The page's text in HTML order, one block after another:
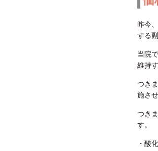
昨今
する
当院
維持
つき
施さ
つき
す。
・酸